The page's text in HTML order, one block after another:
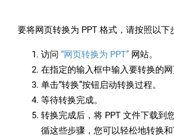
要将网页转换为 PPT 格式，请按照以下
访问 “网页转换为 PPT” 网站。
在指定的输入框中输入要转换的网
单击“转换”按钮启动转换过程。
等待转换完成。
转换完成后，将 PPT 文件下载到
循这些步骤，您可以轻松地转换